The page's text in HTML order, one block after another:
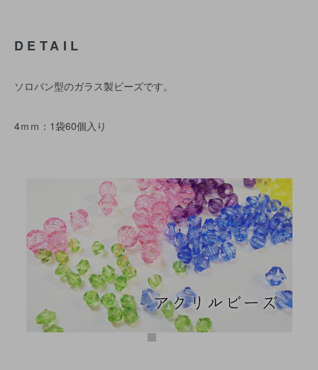
DETAIL
ソロバン型のガラス製ビーズです。
4ｍｍ：1袋60個入り